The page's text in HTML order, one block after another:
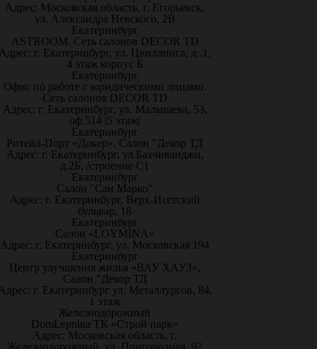
Адрес: Московская область, г. Егорьевск,
ул. Александра Невского, 2В
Екатеринбург
ASTROOM. Сеть салонов DECOR TD
г. Екатеринбург, ул. Цвиллинга, д .1,
4 этаж корпус Б
Екатеринбург
Офис по работе с юридическими лицами.
Сеть салонов DECOR TD
Адрес: г. Екатеринбург, ул. Малышева, 53,
оф.514 |5 этаж|
Екатеринбург
Ритейл-Порт «Докер», Салон "Декор ТД
Адрес: г. Екатеринбург, ул.Бахчиванджи,
д.2Б, /строение С1
Екатеринбург
Салон "Сан Марко"
Адрес: г. Екатеринбург, Верх-Исетский
бульвар, 18
Екатеринбург
Салон «LOYMINA»
Адрес: г. Екатеринбург, ул. Московская 194
Екатеринбург
Центр улучшения жилья «ВАУ ХАУЗ»,
Салон "Декор ТД
г. Екатеринбург ул. Металлургов, 84,
1 этаж
Железнодорожный
DomLepnina ТК «Строй парк»
Адрес: Московская область, г.
Железнодорожный, ул. Пригородная, 92